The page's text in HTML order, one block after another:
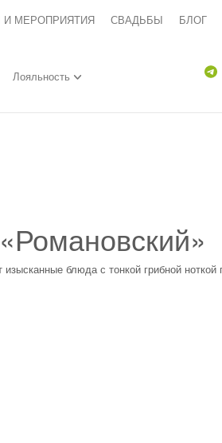
И МЕРОПРИЯТИЯ СВАДЬБЫ БЛОГ
Лояльность
блюда с тонкой грибной ноткой